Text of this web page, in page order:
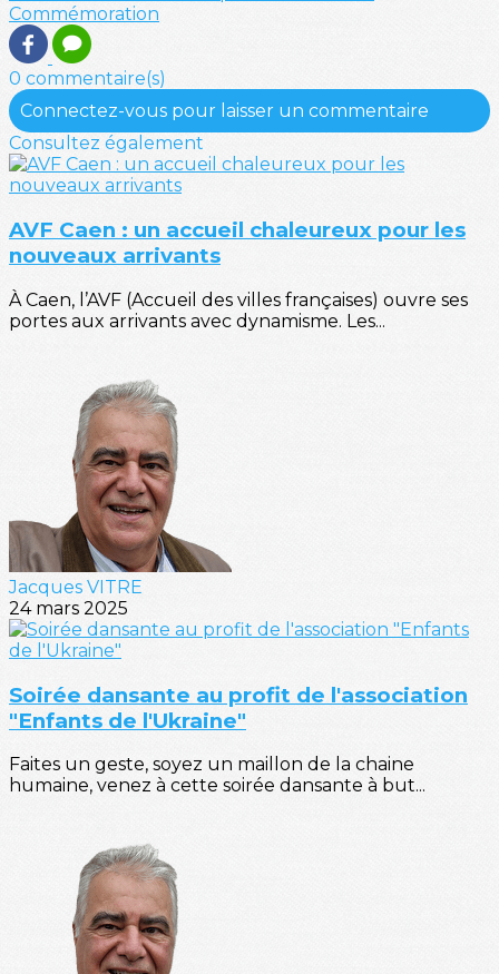
Commémoration
0 commentaire(s)
Connectez-vous pour laisser un commentaire
Consultez également
AVF Caen : un accueil chaleureux pour les
nouveaux arrivants
À Caen, l’AVF (Accueil des villes françaises) ouvre ses
portes aux arrivants avec dynamisme. Les...
Jacques VITRE
24 mars 2025
Soirée dansante au profit de l'association
"Enfants de l'Ukraine"
Faites un geste, soyez un maillon de la chaine
humaine, venez à cette soirée dansante à but...